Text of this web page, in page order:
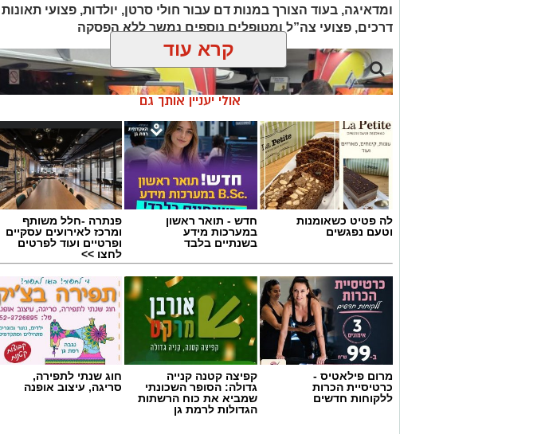
ומדאיגה, בעוד הצורך במנות דם עבור חולי סרטן, יולדות, פצועי תאונות
דרכים, פצועי צה”ל ומטופלים נוספים נמשך ללא הפסקה
צילום: מד"א הצלה דרום
מגן דוד אדום פרסם הבוקר קריאה דחופה לציבור להגיע באופן מיידי לתחנות
התרמת הדם ברחבי הארץ, בעקבות מחסור חמור במנות דם. במד”א מזהירים כי
מלאי הדם בבנק הדם הלאומי הולך ואוזל, ומקררי בנק הדם מתרוקנים במהירות,
קרא עוד
אולי יעניין אותך גם
לה פטיט כשאומנות
וטעם נפגשים
חדש - תואר ראשון
במערכות מידע
בשנתיים בלבד
פנתרה -חלל משותף
ומרכז לאירועים עסקיים
ופרטיים ועוד לפרטים
לחצו >>
מרום פילאטיס -
כרטיסיית הכרות
ללקוחות חדשים
קפיצה קטנה קנייה
גדולה: הסופר השכונתי
שמביא את כוח הרשתות
הגדולות לרמת גן
חוג שנתי לתפירה,
סריגה, עיצוב אופנה